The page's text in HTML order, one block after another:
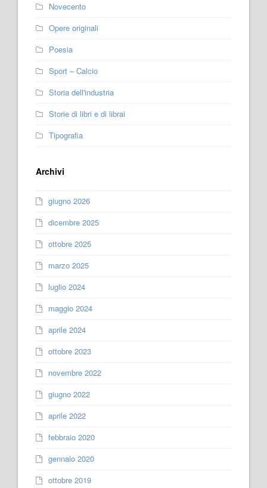
Novecento
Opere originali
Poesia
Sport – Calcio
Storia dell'industria
Storie di libri e di librai
Tipografia
Archivi
giugno 2026
dicembre 2025
ottobre 2025
marzo 2025
luglio 2024
maggio 2024
aprile 2024
ottobre 2023
novembre 2022
giugno 2022
aprile 2022
febbraio 2020
gennaio 2020
ottobre 2019